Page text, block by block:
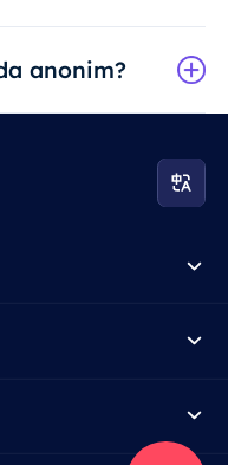
anonim?